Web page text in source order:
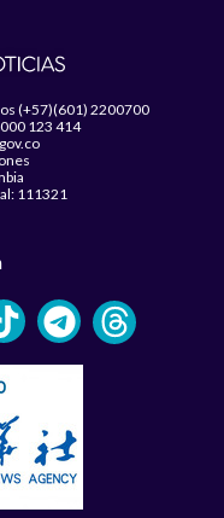
(+57)(601) 2200700
123 414
111321